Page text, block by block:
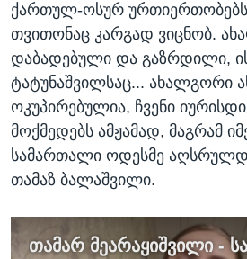
ქართულ-ოსურ ურთიერთობებს.
თვითონაც კარგად ვიცნობ.
დაბადებული და გაზრდილი,
ტატუნაშვილსაც... ახალგორი
ოკუპირებულია, ჩვენი
მოქმედებს ამჟამად, მაგრამ
სამართალი ოდესმე
თამაზ ბალაშვილი.